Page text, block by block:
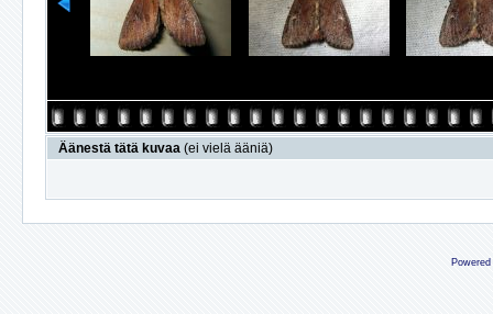
Äänestä tätä kuvaa (ei vielä ääniä)